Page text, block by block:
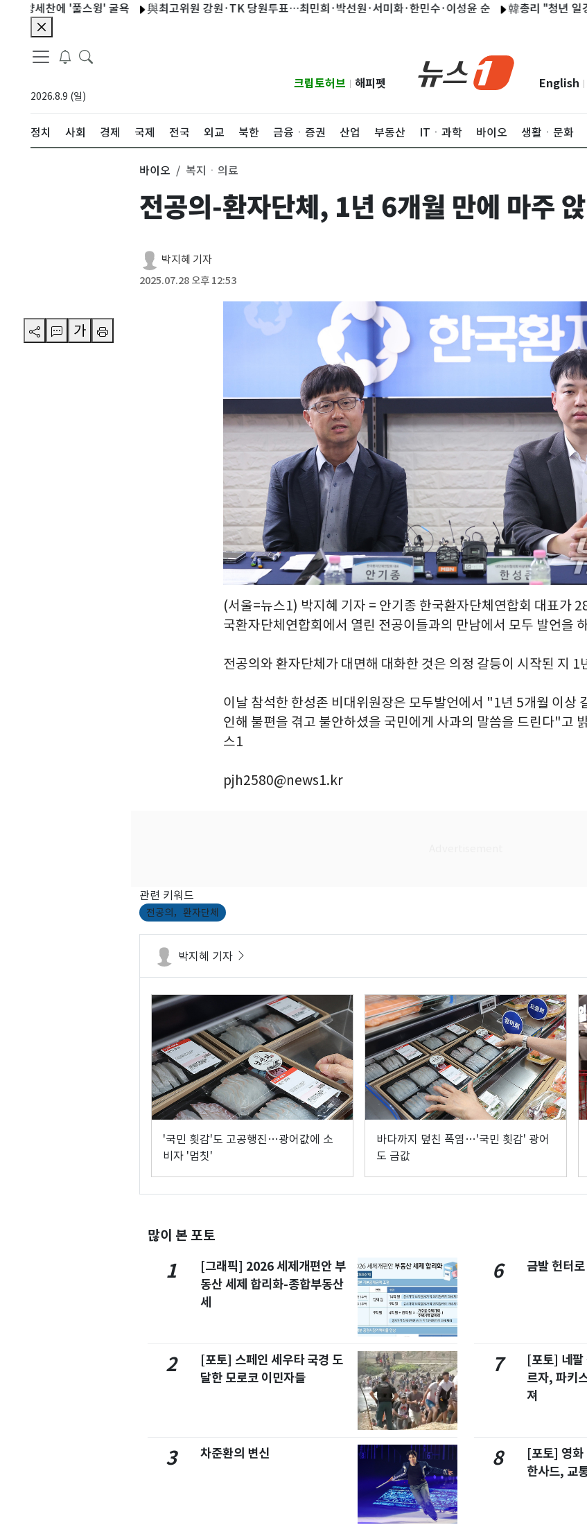
찬에 '풀스윙' 굴욕 與최고위원 강원·TK 당원투표…최민희·박선원·서미화·한민수·이성윤 순 韓총리 "청년 일경험 경
2026.8.9 (일)
크립토허브 해피펫 English
정치 사회 경제 국제 전국 외교 북한 금융ㆍ증권 산업 부동산 ITㆍ과학 바이오 생활ㆍ문화
가
바이오 복지ㆍ의료
전공의-환자단체, 1년 6개월 만에 마주
박지혜 기자
2025.07.28 오후 12:53
(서울=뉴스1) 박지혜 기자 = 안기종 한국환자단체연합회 대표가
국환자단체연합회에서 열린 전공이들과의 만남에서 모두 발언을
전공의와 환자단체가 대면해 대화한 것은 의정 갈등이 시작된 지 1
이날 참석한 한성존 비대위원장은 모두발언에서 "1년 5개월 이상
인해 불편을 겪고 불안하셨을 국민에게 사과의 말씀을 드린다"고
스1
pjh2580@news1.kr
관련 키워드
전공의，환자단체
박지혜 기자
'국민 횟감'도 고공행진…광어값에 소
비자 '멈칫'
바다까지 덮친 폭염…'국민 횟감' 광어
도 금값
많이 본 포토
1
[그래픽] 2026 세제개편안 부
동산 세제 합리화-종합부동산
세
2
[포토] 스페인 세우타 국경 도
달한 모로코 이민자들
3 차준환의 변신
6 금발 헌터
7
[포토] 네팔
르자, 파키
져
8
[포토] 영
한사드, 교